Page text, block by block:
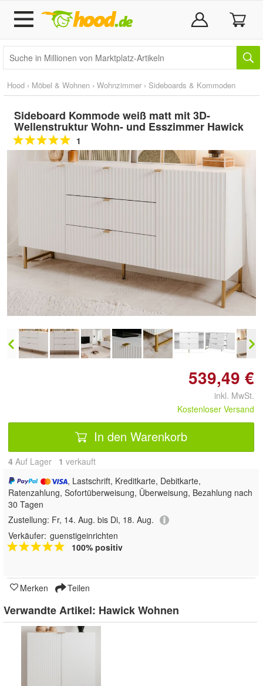
Hood › Möbel & Wohnen › Wohnzimmer › Sideboards & Kommoden
Sideboard Kommode weiß matt mit 3D-
Wellenstruktur Wohn- und Esszimmer Hawick
1
Doppelt antippen zum
vergrößern
539,49 €
inkl. MwSt.
Kostenloser Versand
In den Warenkorb
4 Auf Lager 1 verkauft
, Lastschrift, Kreditkarte, Debitkarte,
Ratenzahlung, Sofortüberweisung, Überweisung, Bezahlung nach
30 Tagen
Zustellung: Fr, 14. Aug. bis Di, 18. Aug.
Verkäufer: guenstigeinrichten
100% positiv
Merken Teilen
Verwandte Artikel: Hawick Wohnen